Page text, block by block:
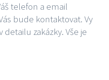
telefon a email
bude kontaktovat. Vy
zakázky. Vše je